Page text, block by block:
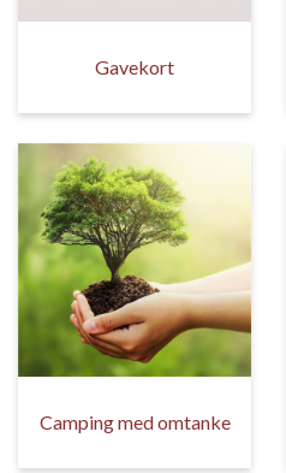
Gavekort
Camping med omtanke